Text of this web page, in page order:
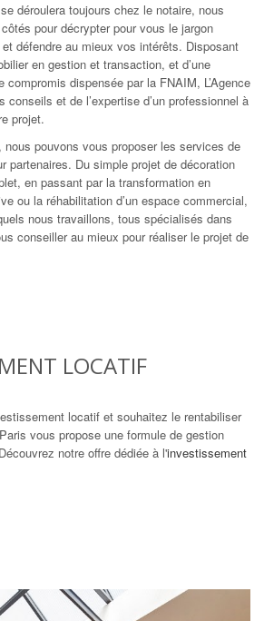
déroulera toujours chez le notaire, nous
pour décrypter pour vous le jargon
défendre au mieux vos intérêts. Disposant
en gestion et transaction, et d’une
compromis dispensée par la FNAIM, L’Agence
et de l’expertise d’un professionnel à
projet.
pouvons vous proposer les services de
partenaires. Du simple projet de décoration
en passant par la transformation en
ou la réhabilitation d’un espace commercial,
nous travaillons, tous spécialisés dans
conseiller au mieux pour réaliser le projet de
LOCATIF
locatif et souhaitez le rentabiliser
vous propose une formule de gestion
notre offre dédiée à l'investissement